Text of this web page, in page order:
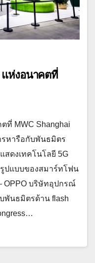
ห่งอนาคตที่
ที่ MWC Shanghai
รหารือกับพันธมิตร
สดงเทคโนโลยี 5G
ปแบบของสมาร์ทโฟน
OPPO บริษัทอุปกรณ์
พันธมิตรด้าน flash